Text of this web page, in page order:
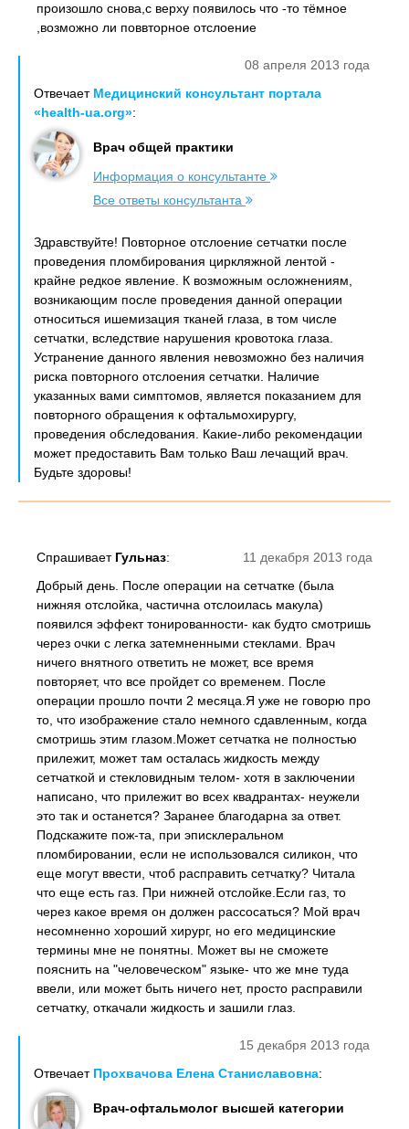
произошло снова,с верху появилось что -то тёмное
,возможно ли поввторное отслоение
08 апреля 2013 года
Отвечает Медицинский консультант портала
«health-ua.org»:
Врач общей практики
Информация о консультанте
Все ответы консультанта
Здравствуйте! Повторное отслоение сетчатки после
проведения пломбирования циркляжной лентой -
крайне редкое явление. К возможным осложнениям,
возникающим после проведения данной операции
относиться ишемизация тканей глаза, в том числе
сетчатки, вследствие нарушения кровотока глаза.
Устранение данного явления невозможно без наличия
риска повторного отслоения сетчатки. Наличие
указанных вами симптомов, является показанием для
повторного обращения к офтальмохирургу,
проведения обследования. Какие-либо рекомендации
может предоставить Вам только Ваш лечащий врач.
Будьте здоровы!
11 декабря 2013 года
Спрашивает Гульназ:
Добрый день. После операции на сетчатке (была
нижняя отслойка, частична отслоилась макула)
появился эффект тонированности- как будто смотришь
через очки с легка затемненными стеклами. Врач
ничего внятного ответить не может, все время
повторяет, что все пройдет со временем. После
операции прошло почти 2 месяца.Я уже не говорю про
то, что изображение стало немного сдавленным, когда
смотришь этим глазом.Может сетчатка не полностью
прилежит, может там осталась жидкость между
сетчаткой и стекловидным телом- хотя в заключении
написано, что прилежит во всех квадрантах- неужели
это так и останется? Заранее благодарна за ответ.
Подскажите пож-та, при эписклеральном
пломбировании, если не использовался силикон, что
еще могут ввести, чтоб расправить сетчатку? Читала
что еще есть газ. При нижней отслойке.Если газ, то
через какое время он должен рассосаться? Мой врач
несомненно хороший хирург, но его медицинские
термины мне не понятны. Может вы не сможете
пояснить на "человеческом" языке- что же мне туда
ввели, или может быть ничего нет, просто расправили
сетчатку, откачали жидкость и зашили глаз.
15 декабря 2013 года
Отвечает Прохвачова Елена Станиславовна:
Врач-офтальмолог высшей категории